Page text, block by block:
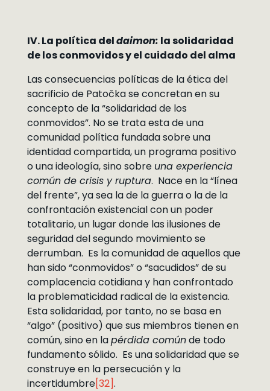
IV. La política deldaimon: la solidaridad
de los conmovidos y el cuidado del alma
Las consecuencias políticas de la ética del
sacrificio de Patočka se concretan en su
concepto de la “solidaridad de los
conmovidos”. No se trata esta de una
comunidad política fundada sobre una
identidad compartida, un programa positivo
o una ideología, sino sobre una experiencia
común de crisis y ruptura. Nace en la “línea
del frente”, ya sea la de la guerra o la de la
confrontación existencial con un poder
totalitario, un lugar donde las ilusiones de
seguridad del segundo movimiento se
derrumban. Es la comunidad de aquellos que
han sido “conmovidos” o “sacudidos” de su
complacencia cotidiana y han confrontado
la problematicidad radical de la existencia.
Esta solidaridad, por tanto, no se basa en
“algo” (positivo) que sus miembros tienen en
común, sino en lapérdida comúnde todo
fundamento sólido. Es una solidaridad que se
construye en la persecución y la
incertidumbre[32].